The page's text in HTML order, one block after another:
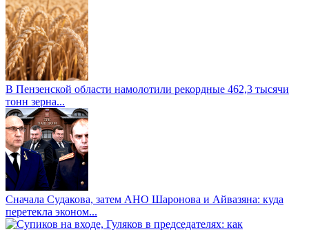
В Пензенской области намолотили рекордные 462,3 тысячи
тонн зерна...
Сначала Судакова, затем АНО Шаронова и Айвазяна: куда
перетекла эконом...